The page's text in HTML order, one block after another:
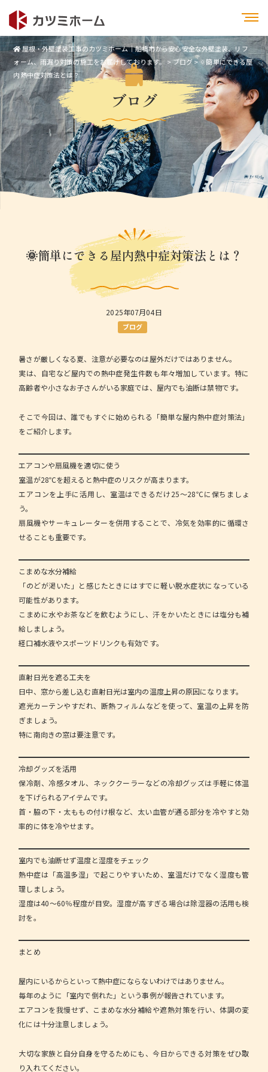
屋根・外壁塗装工事のカツミホーム｜船橋市から安心安全な外壁塗装、リフ
ォーム、雨漏り対策の施工をお届けしております。>ブログ>🌞簡単にできる屋
内熱中症対策法とは？
ブログ
Blog
🌞簡単にできる屋内熱中症対策法とは？
2025年07月04日
ブログ
暑さが厳しくなる夏、注意が必要なのは屋外だけではありません。
実は、自宅など屋内での熱中症発生件数も年々増加しています。特に
高齢者や小さなお子さんがいる家庭では、屋内でも油断は禁物です。
そこで今回は、誰でもすぐに始められる「簡単な屋内熱中症対策法」
をご紹介します。
エアコンや扇風機を適切に使う
室温が28℃を超えると熱中症のリスクが高まります。
エアコンを上手に活用し、室温はできるだけ25～28℃に保ちましょ
う。
扇風機やサーキュレーターを併用することで、冷気を効率的に循環さ
せることも重要です。
こまめな水分補給
「のどが渇いた」と感じたときにはすでに軽い脱水症状になっている
可能性があります。
こまめに水やお茶などを飲むようにし、汗をかいたときには塩分も補
給しましょう。
経口補水液やスポーツドリンクも有効です。
直射日光を遮る工夫を
日中、窓から差し込む直射日光は室内の温度上昇の原因になります。
遮光カーテンやすだれ、断熱フィルムなどを使って、室温の上昇を防
ぎましょう。
特に南向きの窓は要注意です。
冷却グッズを活用
保冷剤、冷感タオル、ネッククーラーなどの冷却グッズは手軽に体温
を下げられるアイテムです。
首・脇の下・太ももの付け根など、太い血管が通る部分を冷やすと効
率的に体を冷やせます。
室内でも油断せず温度と湿度をチェック
熱中症は「高温多湿」で起こりやすいため、室温だけでなく湿度も管
理しましょう。
湿度は40～60％程度が目安。湿度が高すぎる場合は除湿器の活用も検
討を。
まとめ
屋内にいるからといって熱中症にならないわけではありません。
毎年のように「室内で倒れた」という事例が報告されています。
エアコンを我慢せず、こまめな水分補給や遮熱対策を行い、体調の変
化には十分注意しましょう。
大切な家族と自分自身を守るためにも、今日からできる対策をぜひ取
り入れてください。